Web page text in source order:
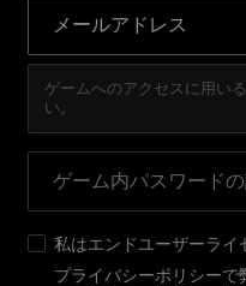
ゲームへのアクセスに用い
い。
私はエンドユーザーライ
プライバシーポリシーで